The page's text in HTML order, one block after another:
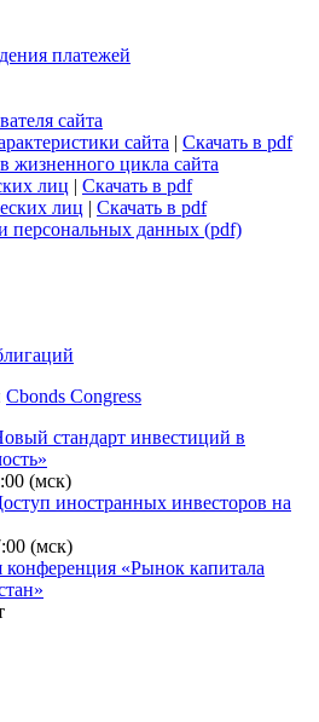
платежей
сайта
сайта | Скачать в pdf
жизненного цикла сайта
лиц | Скачать в pdf
лиц | Скачать в pdf
персональных данных (pdf)
Cbonds Congress
стандарт инвестиций в
(мск)
иностранных инвесторов на
(мск)
«Рынок капитала